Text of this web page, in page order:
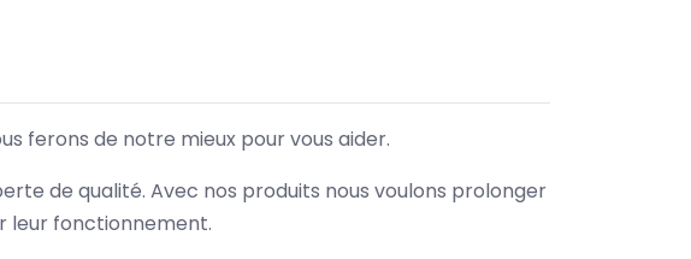
ferons de notre mieux pour vous aider.
de qualité. Avec nos produits nous voulons prolonger
leur fonctionnement.